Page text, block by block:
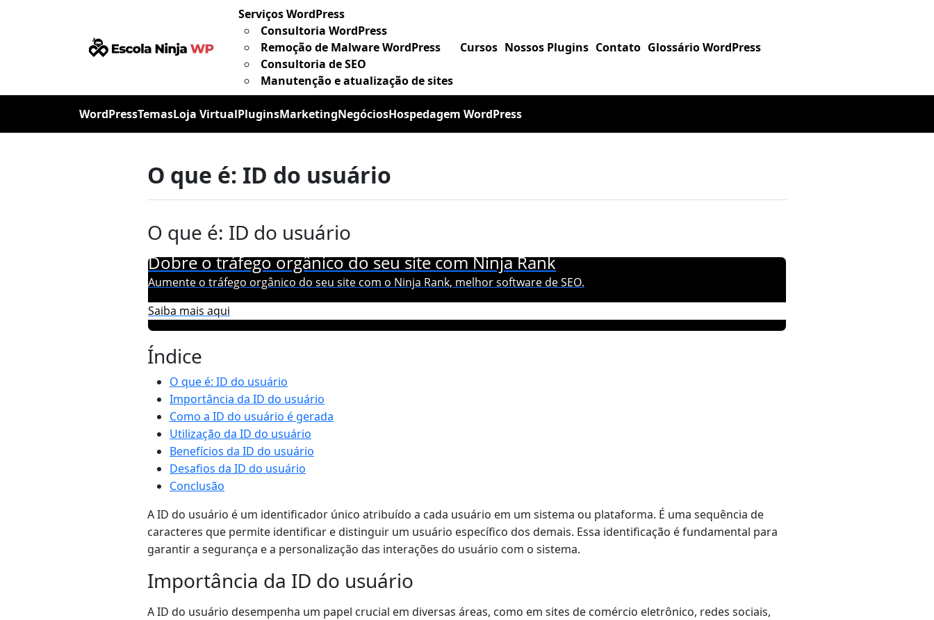
Serviços WordPress
Consultoria WordPress
Remoção de Malware WordPress
Consultoria de SEO
Manutenção e atualização de sites
Cursos Nossos Plugins Contato Glossário WordPress
WordPressTemasLoja VirtualPluginsMarketingNegóciosHospedagem WordPress
O que é: ID do usuário
O que é: ID do usuário
Dobre o tráfego orgânico do seu site com Ninja Rank
Aumente o tráfego orgânico do seu site com o Ninja Rank, melhor software de SEO.
Saiba mais aqui
Índice
O que é: ID do usuário
Importância da ID do usuário
Como a ID do usuário é gerada
Utilização da ID do usuário
Benefícios da ID do usuário
Desafios da ID do usuário
Conclusão
A ID do usuário é um identificador único atribuído a cada usuário em um sistema ou plataforma. É uma sequência de
caracteres que permite identificar e distinguir um usuário específico dos demais. Essa identificação é fundamental para
garantir a segurança e a personalização das interações do usuário com o sistema.
Importância da ID do usuário
A ID do usuário desempenha um papel crucial em diversas áreas, como em sites de comércio eletrônico, redes sociais,